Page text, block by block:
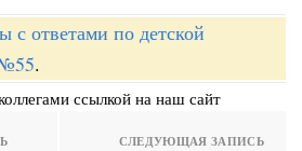
с ответами по детской
.
ссылкой на наш сайт
СЛЕДУЮЩАЯ ЗАПИСЬ